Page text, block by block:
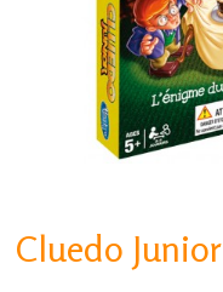
Cluedo Junior